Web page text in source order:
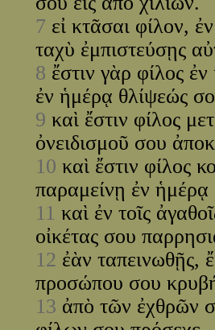
7 εἰ κτᾶσαι φίλον,
ταχὺ ἐμπιστεύσῃς
8 ἔστιν γὰρ φίλος
ἐν ἡμέρᾳ θλίψεώς
9 καὶ ἔστιν φίλος
ὀνειδισμοῦ σου
10 καὶ ἔστιν φίλος
παραμείνῃ ἐν
11 καὶ ἐν τοῖς
οἰκέτας σου
12 ἐὰν ταπεινωθῇς,
προσώπου σου
13 ἀπὸ τῶν ἐχθρῶν